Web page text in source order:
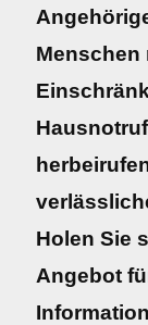
Menschen
Holen Sie
Angebot